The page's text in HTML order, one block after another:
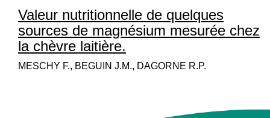
Valeur nutritionnelle de quelques
sources de magnésium mesurée chez
la chèvre laitière.
MESCHY F., BEGUIN J.M., DAGORNE R.P.